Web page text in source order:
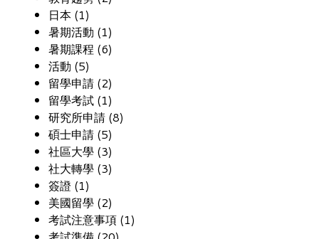
日本 (1)
暑期活動 (1)
暑期課程 (6)
活動 (5)
留學申請 (2)
留學考試 (1)
研究所申請 (8)
碩士申請 (5)
社區大學 (3)
社大轉學 (3)
簽證 (1)
美國留學 (2)
考試注意事項 (1)